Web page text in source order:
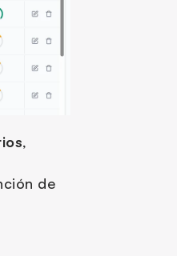
,
de